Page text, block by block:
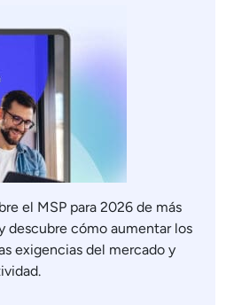
el MSP para 2026 de más
descubre cómo aumentar los
exigencias del mercado y